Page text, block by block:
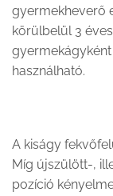
gyermekheverő
körülbelül 3
használható.
A kiságy
Míg újszülött-,
pozíció